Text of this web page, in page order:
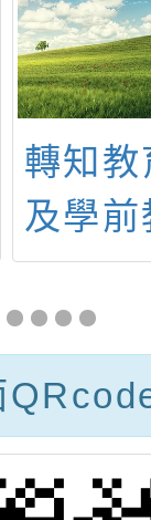
台灣
「兒
登入
時代
兒少
報